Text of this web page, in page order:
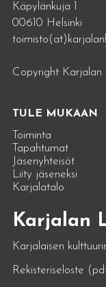
Käpylänkuja 1
00610 Helsinki
Copyright Karjalan
TULE MUKAAN
Toiminta
Tapahtumat
Jäsenyhteisöt
Liity jäseneksi
Karjalatalo
Karjalan
Karjalaisen
Rekisteriseloste